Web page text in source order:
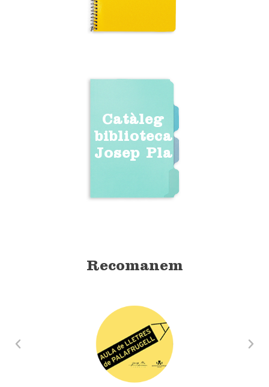
Catàleg
biblioteca
Josep Pla
Recomanem